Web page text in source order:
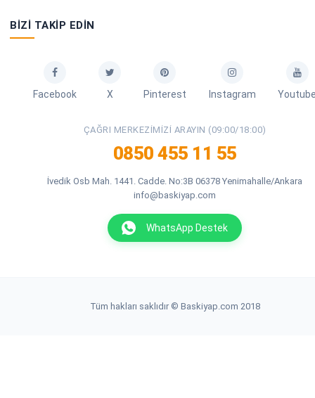
BIZI TAKIP EDIN
Facebook X Pinterest Instagram
ÇAĞRI MERKEZIMIZI ARAYIN (09:00/18:00)
0850 455 11 55
İvedik Osb Mah. 1441. Cadde. No:3B 06378 Yenimahalle/Ankara
info@baskiyap.com
WhatsApp Destek
Tüm hakları saklıdır © Baskiyap.com 2018